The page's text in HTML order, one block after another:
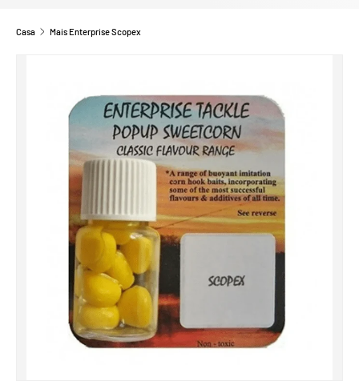
Casa Mais Enterprise Scopex